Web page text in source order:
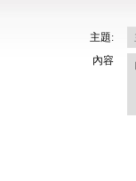
主題:
內容